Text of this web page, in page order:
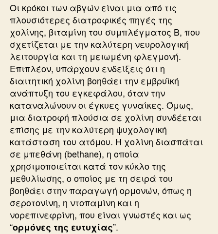
Οι κρόκοι των αβγών είναι μια από τις
πλουσιότερες διατροφικές πηγές της
χολίνης, βιταμίνη του συμπλέγματος Β, που
σχετίζεται με την καλύτερη νευρολογική
λειτουργία και τη μειωμένη φλεγμονή.
Επιπλέον, υπάρχουν ενδείξεις ότι η
διαιτητική χολίνη βοηθάει την εμβρυϊκή
ανάπτυξη του εγκεφάλου, όταν την
καταναλώνουν οι έγκυες γυναίκες. Όμως,
μια διατροφή πλούσια σε χολίνη συνδέεται
επίσης με την καλύτερη ψυχολογική
κατάσταση του ατόμου. Η χολίνη διασπάται
σε μπεθάνη (bethane), η οποία
χρησιμοποιείται κατά τον κύκλο της
μεθυλίωσης, ο οποίος με τη σειρά του
βοηθάει στην παραγωγή ορμονών, όπως η
σεροτονίνη, η ντοπαμίνη και η
νορεπινεφρίνη, που είναι γνωστές και ως
“ορμόνες της ευτυχίας”.